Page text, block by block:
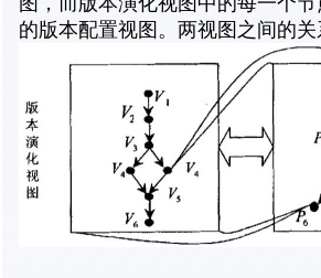
图，而版本演化视图中的每一个
的版本配置视图。两视图之间的